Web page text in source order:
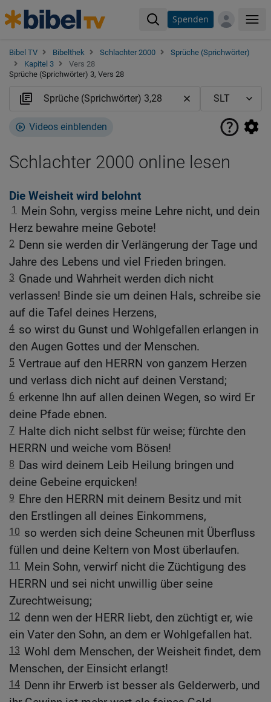
Spenden
Bibel TV Bibelthek Schlachter 2000
Sprüche (Sprichwörter)
Kapitel 3
Vers 28
Sprüche (Sprichwörter) 3, Vers 28
Videos einblenden
Schlachter 2000 online lesen
Die Weisheit wird belohnt
1
Mein Sohn, vergiss meine Lehre nicht, und dein
Herz bewahre meine Gebote!
2 Denn sie werden dir Verlängerung der Tage und
Jahre des Lebens und viel Frieden bringen.
3 Gnade und Wahrheit werden dich nicht
verlassen! Binde sie um deinen Hals, schreibe sie
auf die Tafel deines Herzens,
4 so wirst du Gunst und Wohlgefallen erlangen in
den Augen Gottes und der Menschen.
5 Vertraue auf den HERRN von ganzem Herzen
und verlass dich nicht auf deinen Verstand;
6 erkenne Ihn auf allen deinen Wegen, so wird Er
deine Pfade ebnen.
7 Halte dich nicht selbst für weise; fürchte den
HERRN und weiche vom Bösen!
8 Das wird deinem Leib Heilung bringen und
deine Gebeine erquicken!
9 Ehre den HERRN mit deinem Besitz und mit
den Erstlingen all deines Einkommens,
10 so werden sich deine Scheunen mit Überfluss
füllen und deine Keltern von Most überlaufen.
11
Mein Sohn, verwirf nicht die Züchtigung des
HERRN und sei nicht unwillig über seine
Zurechtweisung;
12 denn wen der HERR liebt, den züchtigt er, wie
ein Vater den Sohn, an dem er Wohlgefallen hat.
13 Wohl dem Menschen, der Weisheit findet, dem
Menschen, der Einsicht erlangt!
14 Denn ihr Erwerb ist besser als Gelderwerb, und